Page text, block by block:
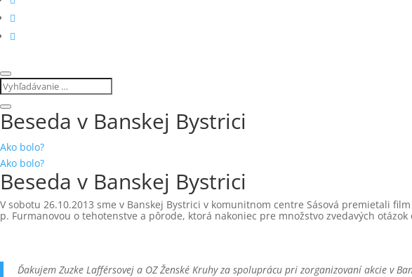
Beseda v Banskej Bystrici
Ako bolo?
Ako bolo?
Beseda v Banskej Bystrici
V sobotu 26.10.2013 sme v Banskej Bystrici v komunitnom centre Sásová premietali
p. Furmanovou o tehotenstve a pôrode, ktorá nakoniec pre množstvo zvedavých
Ďakujem Zuzke Lafférsovej a OZ Ženské Kruhy za spoluprácu pri zorganizovaní akcie